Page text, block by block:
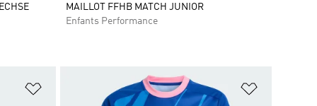
MAILLOT FFHB MATCH JUNIOR
Enfants Performance
Ajouter à la Liste de produits favoris